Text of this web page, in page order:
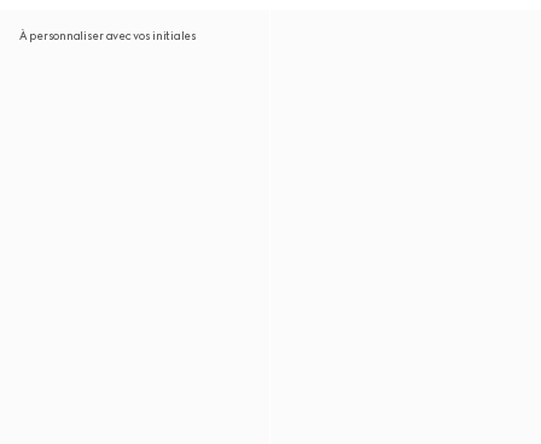
À personnaliser avec vos initiales